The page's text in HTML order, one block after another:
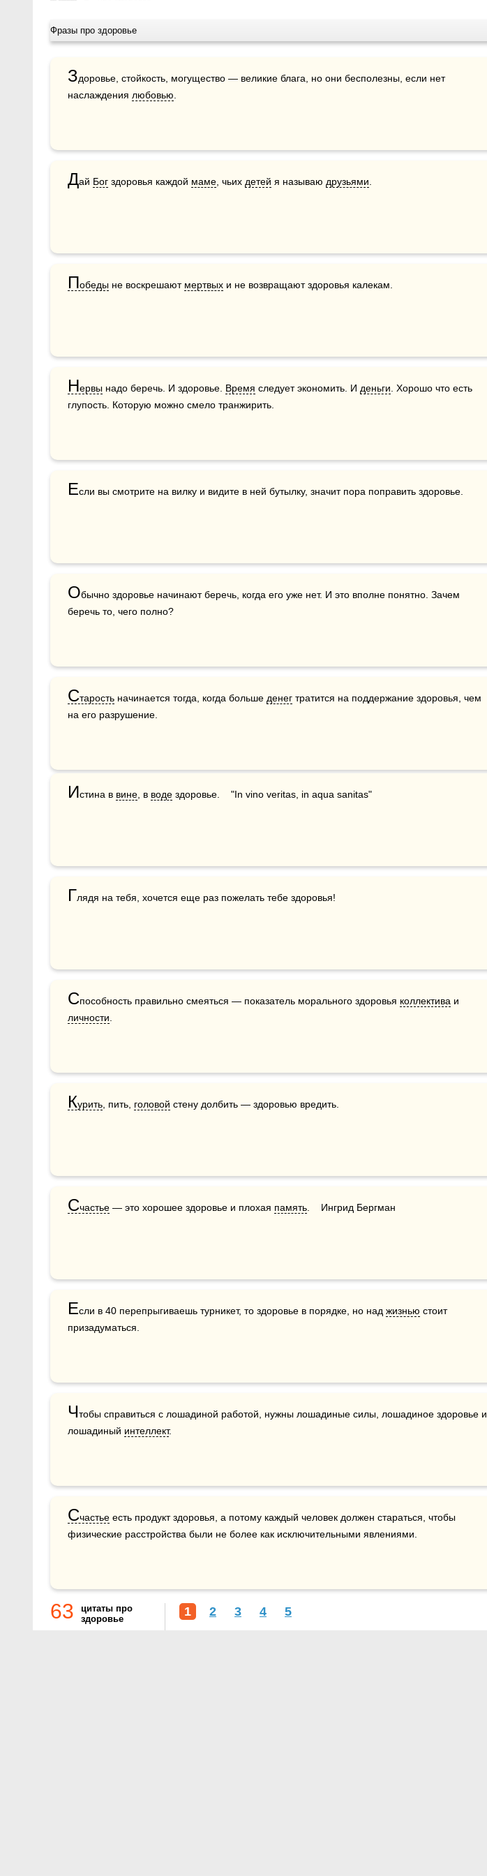
Фразы про здоровье
Здоровье, стойкость, могущество — великие блага, но они бесполезны, если нет
наслаждения любовью
Дай Бог здоровья каждой маме , чьих детей я называю друзьями
Победы не воскрешают мертвых и не возвращают здоровья калекам.
Нервы надо беречь. И здоровье. Время следует экономить. И деньги . Хорошо что есть
глупость. Которую можно смело транжирить.
Если вы смотрите на вилку и видите в ней бутылку, значит пора поправить здоровье.
Обычно здоровье начинают беречь, когда его уже нет. И это вполне понятно. Зачем
беречь то, чего полно?
Старость начинается тогда, когда больше денег тратится на поддержание здоровья, чем
на его разрушение.
Истина в вине , в воде здоровье.    "In vino veritas, in aqua sanitas"
Глядя на тебя, хочется еще раз пожелать тебе здоровья!
Способность правильно смеяться — показатель морального здоровья коллектива
личности
Курить , пить, головой стену долбить — здоровью вредить.
Счастье — это хорошее здоровье и плохая память .    Ингрид Бергман
Если в 40 перепрыгиваешь турникет, то здоровье в порядке, но над жизнью стоит
призадуматься.
Чтобы справиться с лошадиной работой, нужны лошадиные силы, лошадиное здоровье и
лошадиный интеллект.
Счастье есть продукт здоровья, а потому каждый человек должен стараться, чтобы
физические расстройства были не более как исключительными явлениями.
63
цитаты про
здоровье
1 2 3 4 5